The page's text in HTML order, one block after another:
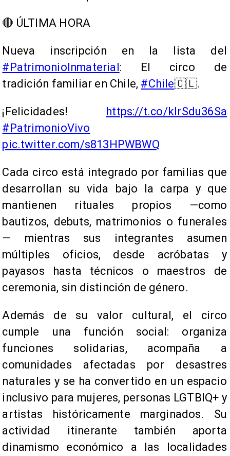
🔴 ÚLTIMA HORA
Nueva inscripción en la lista del
#PatrimonioInmaterial: El circo de
tradición familiar en Chile, #Chile🇨🇱.
¡Felicidades! https://t.co/kIrSdu36Sa
#PatrimonioVivo
pic.twitter.com/s813HPWBWQ
Cada circo está integrado por familias que
desarrollan su vida bajo la carpa y que
mantienen rituales propios —como
bautizos, debuts, matrimonios o funerales
— mientras sus integrantes asumen
múltiples oficios, desde acróbatas y
payasos hasta técnicos o maestros de
ceremonia, sin distinción de género.
Además de su valor cultural, el circo
cumple una función social: organiza
funciones solidarias, acompaña a
comunidades afectadas por desastres
naturales y se ha convertido en un espacio
inclusivo para mujeres, personas LGTBIQ+ y
artistas históricamente marginados. Su
actividad itinerante también aporta
dinamismo económico a las localidades